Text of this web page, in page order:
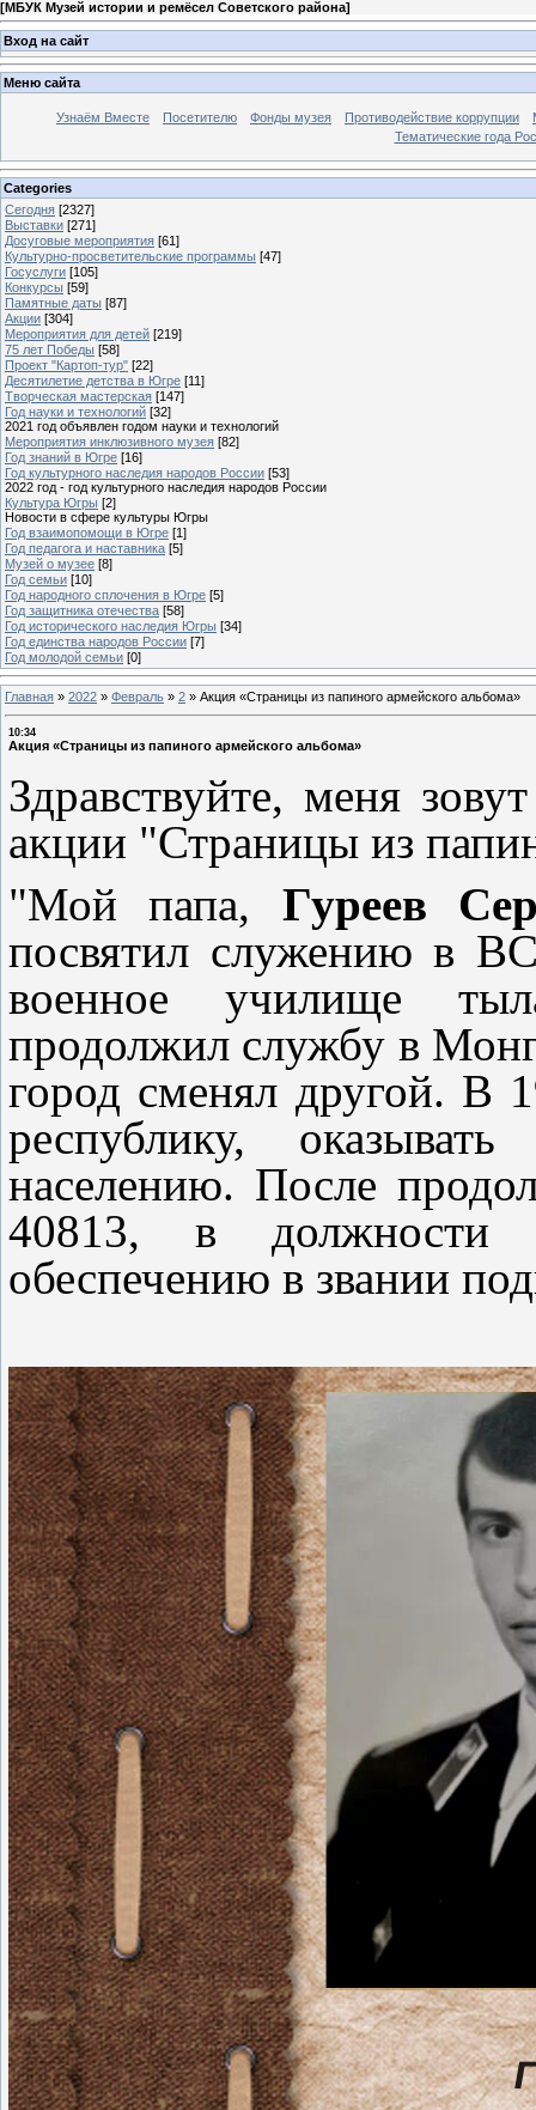
[МБУК Музей истории и ремёсел Советского района]
Вход на сайт
Меню сайта
Узнаём Вместе Посетителю Фонды музея Противодействие коррупции
Тематические года
Categories
Сегодня [2327]
Выставки [271]
Досуговые мероприятия [61]
Культурно-просветительские программы [47]
Госуслуги [105]
Конкурсы [59]
Памятные даты [87]
Акции [304]
Мероприятия для детей [219]
75 лет Победы [58]
Проект "Картоп-тур" [22]
Десятилетие детства в Югре [11]
Творческая мастерская [147]
Год науки и технологий [32]
2021 год объявлен годом науки и технологий
Мероприятия инклюзивного музея [82]
Год знаний в Югре [16]
Год культурного наследия народов России [53]
2022 год - год культурного наследия народов России
Культура Югры [2]
Новости в сфере культуры Югры
Год взаимопомощи в Югре [1]
Год педагога и наставника [5]
Музей о музее [8]
Год семьи [10]
Год народного сплочения в Югре [5]
Год защитника отечества [58]
Год исторического наследия Югры [34]
Год единства народов России [7]
Год молодой семьи [0]
Главная » 2022 » Февраль » 2 » Акция «Страницы из папиного армейского альбома»
10:34
Акция «Страницы из папиного армейского альбома»
Здравствуйте, меня
акции "Страницы из
"Мой папа, Гуреев
посвятил служению в
военное училище
продолжил службу в
город сменял другой. В
республику,
населению. После
40813, в должности
обеспечению в звании